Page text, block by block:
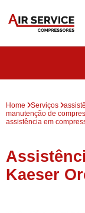
Home Serviços
manutenção de
assistência em
Kaeser